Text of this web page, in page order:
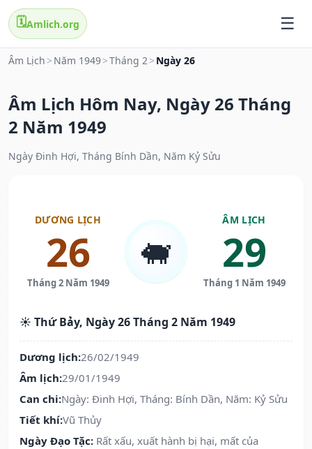
🗓️Amlich.org
Âm Lịch > Năm 1949>Tháng 2> Ngày 26
Âm Lịch Hôm Nay, Ngày 26 Tháng
2 Năm 1949
Ngày Đinh Hợi, Tháng Bính Dần, Năm Kỷ Sửu
DƯƠNG LỊCH
26
Tháng 2 Năm 1949
🐖
ÂM LỊCH
29
Tháng 1 Năm 1949
☀️ Thứ Bảy, Ngày 26 Tháng 2 Năm 1949
Dương lịch:26/02/1949
Âm lịch:29/01/1949
Can chi:Ngày: Đinh Hợi, Tháng: Bính Dần, Năm: Kỷ Sửu
Tiết khí:Vũ Thủy
Ngày Đạo Tặc: Rất xấu, xuất hành bị hại, mất của